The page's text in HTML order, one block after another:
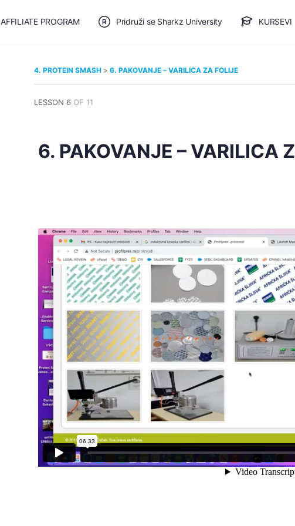
AFFILIATE PROGRAM Pridruži se Sharkz University KURSEVI
🎯 BESPLATAN PLAN
4. PROTEIN SMASH 6. PAKOVANJE – VARILICA ZA FOLIJE
LESSON 6 OF 11
6. PAKOVANJE – VARILICA